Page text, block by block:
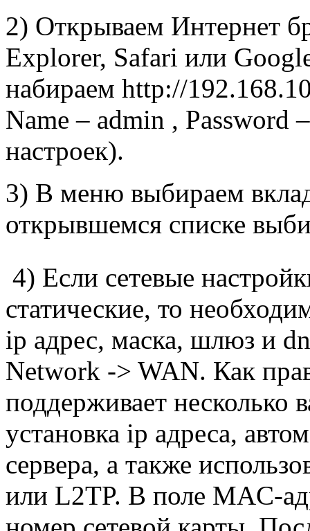
2) Открываем Интернет
Explorer, Safari или
набираем http://
Name – admin , Password
настроек).
3) В меню выбираем
открывшемся списке
4) Если сетевые
статические, то
ip адрес, маска, шлюз и
Network -> WAN. Как
поддерживает несколько
установка ip адреса,
сервера, а также
или L2TP. В поле MAC-